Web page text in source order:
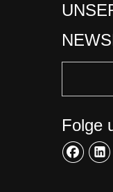
Folge